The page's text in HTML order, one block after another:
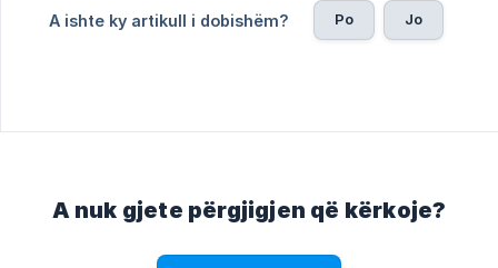
A ishte ky artikull i dobishëm? Po Jo
A nuk gjete përgjigjen që kërkoje?